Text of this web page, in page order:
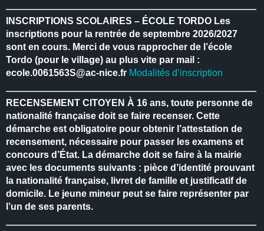
INSCRIPTIONS SCOLAIRES – ÉCOLE TORDO Les
inscriptions pour la rentrée de septembre 2026/2027
sont en cours. Merci de vous rapprocher de l’école
Tordo (pour le village) au plus vite par mail :
ecole.0061563S@ac-nice.fr Modalités d’inscription
RECENSEMENT CITOYEN À 16 ans, toute personne de
nationalité française doit se faire recenser. Cette
démarche est obligatoire pour obtenir l’attestation de
recensement, nécessaire pour passer les examens et
concours d’État. La démarche doit se faire à la mairie
avec les documents suivants : pièce d’identité prouvant
la nationalité française, livret de famille et justificatif de
domicile. Le jeune mineur peut se faire représenter par
l’un de ses parents.